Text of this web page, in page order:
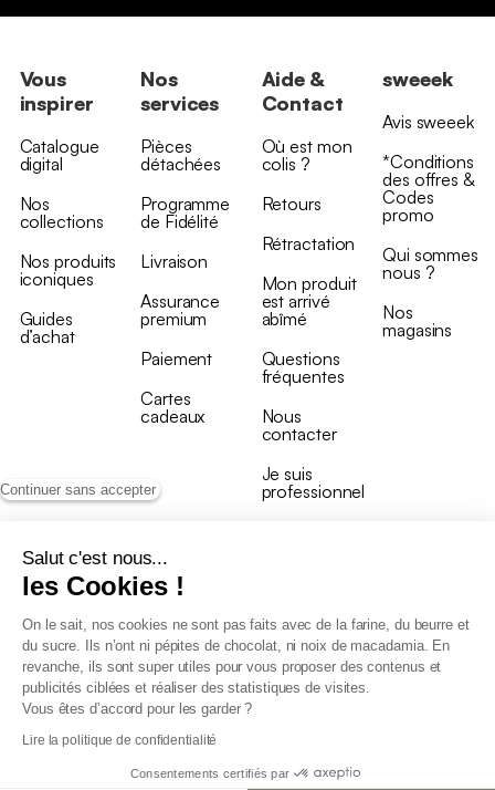
Continuer sans accepter
Salut c'est nous...
les Cookies !
On le sait, nos cookies ne sont pas faits avec de la farine, du beurre et
du sucre. Ils n’ont ni pépites de chocolat, ni noix de macadamia. En
revanche, ils sont super utiles pour vous proposer des contenus et
publicités ciblées et réaliser des statistiques de visites.
Vous êtes d’accord pour les garder ?
Lire la politique de confidentialité
Consentements certifiés par
Vous
inspirer
Catalogue
digital
Nos
collections
Nos produits
iconiques
Guides
d’achat
Nos
services
Pièces
détachées
Programme
de Fidélité
Livraison
Assurance
premium
Paiement
Cartes
cadeaux
Aide &
Contact
Où est mon
colis ?
Retours
Rétractation
Mon produit
est arrivé
abîmé
Questions
fréquentes
Nous
contacter
Je suis
professionnel
sweeek
Avis sweeek
*Conditions
des offres &
Codes
promo
Qui sommes
nous ?
Nos
magasins
Conditions générales de vente
Conditions générales du programme de fidélité
Charte de données personnelles
Conditions générales de vente Pro
Déclaration d’accessibilité